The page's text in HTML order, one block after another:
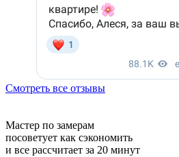
Смотреть все отзывы
Мастер по замерам
посоветует как сэкономить
и все рассчитает за 20 минут